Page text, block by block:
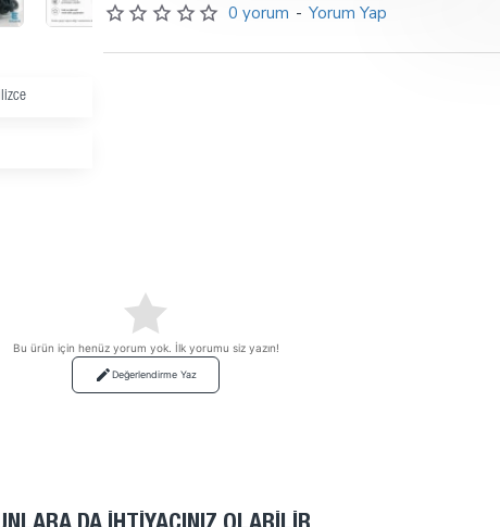
0 yorum - Yorum Yap
Bu ürün için henüz yorum yok. İlk yorumu siz yazın!
Değerlendirme Yaz